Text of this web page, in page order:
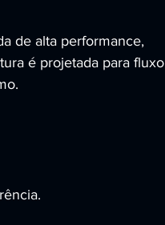
de alta performance,
é projetada para fluxo